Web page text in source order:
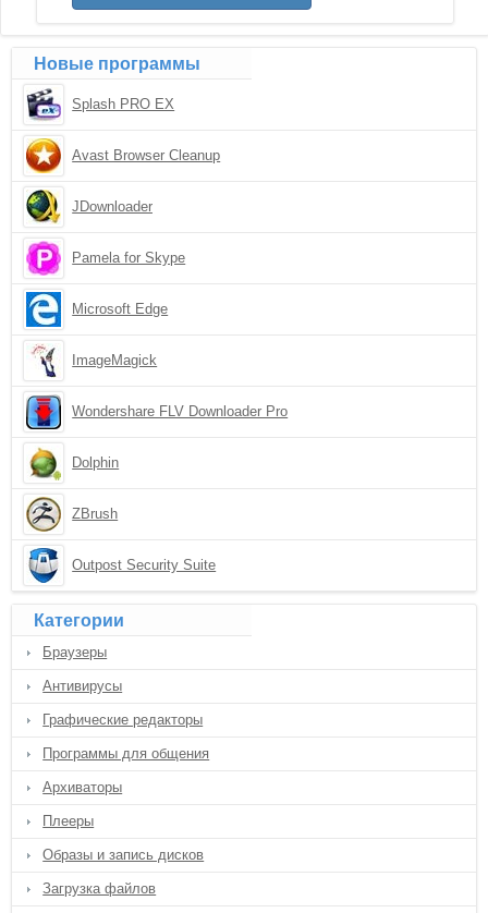
Новые программы
Splash PRO EX
Avast Browser Cleanup
JDownloader
Pamela for Skype
Microsoft Edge
ImageMagick
Wondershare FLV Downloader Pro
Dolphin
ZBrush
Outpost Security Suite
Категории
Браузеры
Антивирусы
Графические редакторы
Программы для общения
Архиваторы
Плееры
Образы и запись дисков
Загрузка файлов